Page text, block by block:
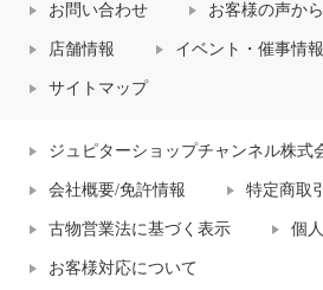
お問い合わせ お客様の声か
店舗情報 イベント・催事情報
サイトマップ
ジュピターショップチャンネル株式
会社概要/免許情報 特定商取
古物営業法に基づく表示 個
お客様対応について